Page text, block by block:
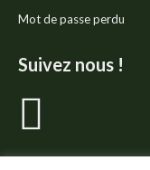
Mot de passe perdu
Suivez nous !
page